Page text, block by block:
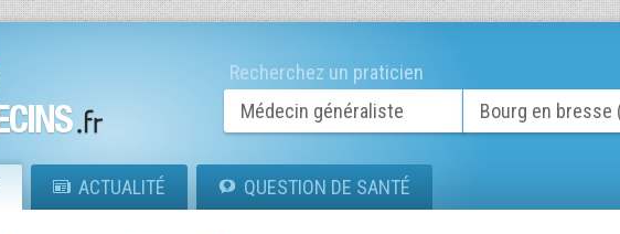
Recherchez un praticien
ACTUALITÉ QUESTION DE SANTÉ